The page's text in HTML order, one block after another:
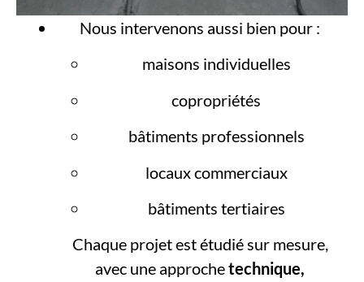
Nous intervenons aussi bien pour :
maisons individuelles
copropriétés
bâtiments professionnels
locaux commerciaux
bâtiments tertiaires
Chaque projet est étudié sur mesure,
avec une approchetechnique,